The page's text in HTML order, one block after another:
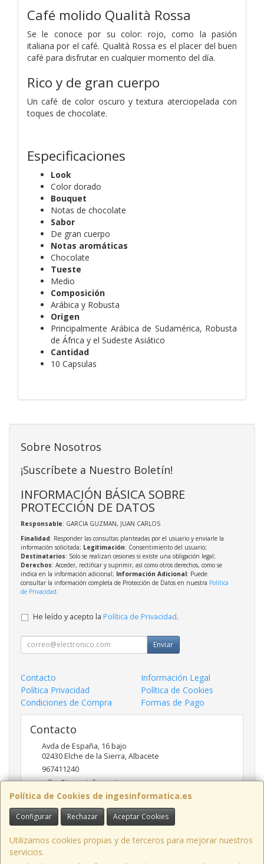
Café molido Qualità Rossa
Se le conoce por su color: rojo, como la pasión
italiana por el café. Qualità Rossa es el placer del buen
café para disfrutar en cualquier momento del día.
Rico y de gran cuerpo
Un café de color oscuro y textura aterciopelada con
toques de chocolate.
Especificaciones
Look
Color dorado
Bouquet
Notas de chocolate
Sabor
De gran cuerpo
Notas aromáticas
Chocolate
Tueste
Medio
Composición
Arábica y Robusta
Origen
Principalmente Arábica de Sudamérica, Robusta
de África y el Sudeste Asiático
Cantidad
10 Capsulas
Política de Cookies de ingesinformatica.es
Configurar Rechazar Aceptar Cookies
Utilizamos cookies propias y de terceros para mejorar nuestros
servicios.
Sobre Nosotros
¡Suscríbete a Nuestro Boletín!
INFORMACIÓN BÁSICA SOBRE
PROTECCIÓN DE DATOS
Responsable: GARCIA GUZMAN, JUAN CARLOS
Finalidad: Responder las consultas planteadas por el usuario y enviarle la
información solicitada; Legitimación: Consentimiento del usuario;
Destinatarios: Solo se realizan cesiones si existe una obligación legal;
Derechos: Acceder, rectificar y suprimir, así como otros derechos, como se
indica en la información adicional; Información Adicional: Puede
consultar la información completa de Protección de Datos en nuestra Política
de Privacidad
He leído y acepto la Política de Privacidad.
Enviar
Contacto
Información Legal
Política Privacidad
Política de Cookies
Condiciones de Compra
Formas de Pago
Contacto
Avda de España, 16 bajo
02430Elche de la Sierra,Albacete
967411240
taller@ingesinformatica.es
Horario
9 a 14 y 17 a 20